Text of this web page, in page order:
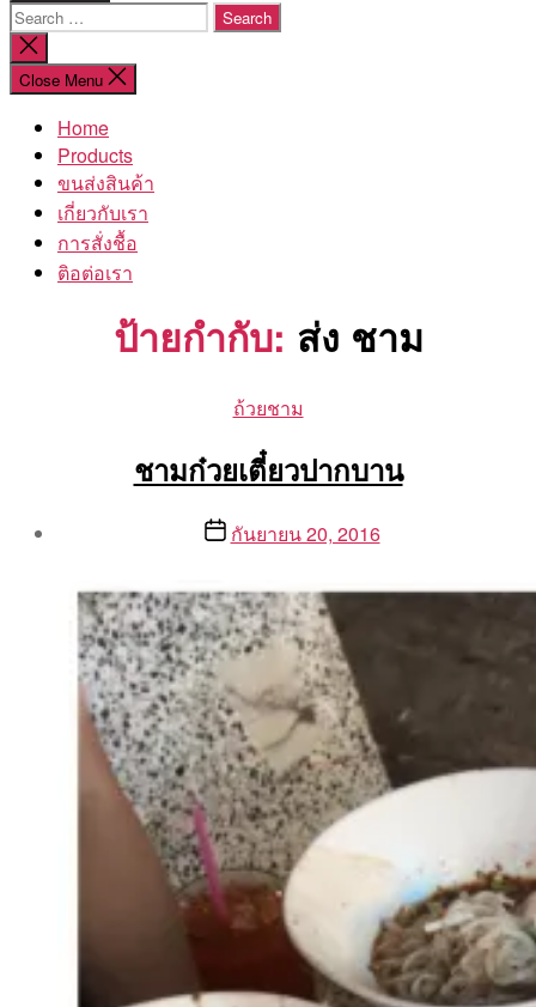
Search
for:
Close
search
Close Menu
Home
Products
ขนส่งสินค้า
เกี่ยวกับเรา
การสั่งชื้อ
ติอต่อเรา
ป้ายกำกับ: ส่ง ชาม
Categories
ถ้วยชาม
ชามก๋วยเตี๋ยวปากบาน
Aea
Postกันยายน 20, 2016